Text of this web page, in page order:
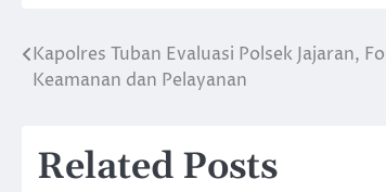
Navigasi
Kapolres Tuban Evaluasi Polsek Jajaran,
Keamanan dan Pelayanan
Related Posts